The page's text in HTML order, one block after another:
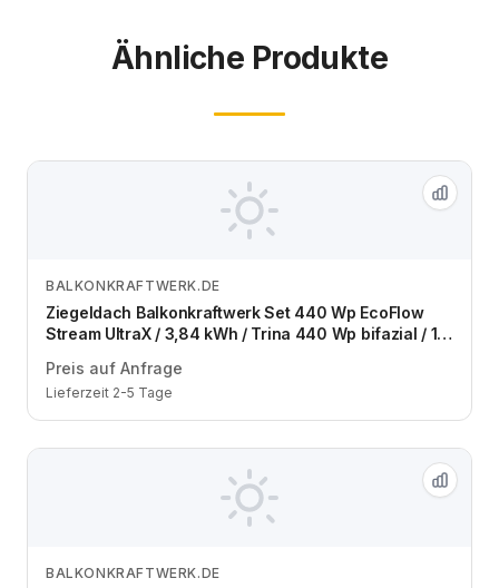
Ähnliche Produkte
Zum Angebot
BALKONKRAFTWERK.DE
Ziegeldach Balkonkraftwerk Set 440 Wp EcoFlow
Stream UltraX / 3,84 kWh / Trina 440 Wp bifazial / 1
Preis auf Anfrage
Lieferzeit 2-5 Tage
Zum Angebot
BALKONKRAFTWERK.DE